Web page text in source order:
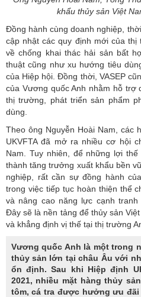
khẩu thủy sản Việt
Đồng hành cùng doanh nghiệp,
cập nhật các quy định mới của thị
về chống khai thác hải sản bất
thuật cũng như xu hướng tiêu
của Hiệp hội. Đồng thời, VASEP
của Vương quốc Anh nhằm hỗ trợ
thị trường, phát triển sản phẩm
dùng.
Theo ông Nguyễn Hoài Nam, các
UKVFTA đã mở ra nhiều cơ hội
Nam. Tuy nhiên, để những lợi
thành tăng trưởng xuất khẩu bền
nghiệp, rất cần sự đồng hành
trong việc tiếp tục hoàn thiện thể
và nâng cao năng lực cạnh tranh
Đây sẽ là nền tảng để thủy sản
và khẳng định vị thế tại thị trường
Vương quốc Anh là một trong
thủy sản lớn tại châu Âu với
ổn định. Sau khi Hiệp định
2021, nhiều mặt hàng thủy
tôm, cá tra được hưởng ưu